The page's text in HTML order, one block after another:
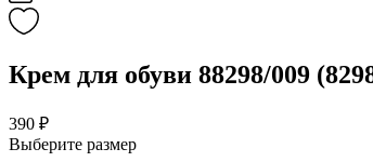
Крем для обуви 88298/009
390 ₽
Выберите размер